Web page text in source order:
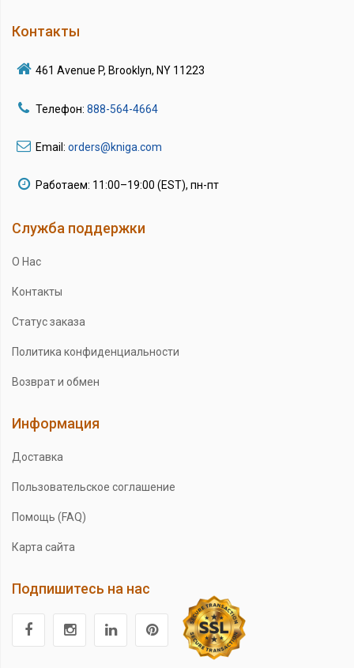
Контакты
461 Avenue P, Brooklyn, NY 11223
Телефон: 888-564-4664
Email: orders@kniga.com
Работаем: 11:00–19:00 (EST), пн-пт
Служба поддержки
О Нас
Контакты
Статус заказа
Политика конфиденциальности
Возврат и обмен
Информация
Доставка
Пользовательское соглашение
Помощь (FAQ)
Карта сайта
Подпишитесь на нас